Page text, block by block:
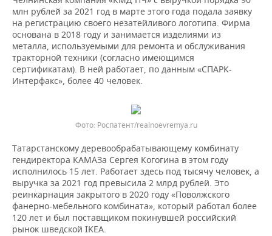
млн рублей за 2021 год в марте этого года подала заявку
на регистрацию своего незатейливого логотипа. Фирма
основана в 2018 году и занимается изделиями из
металла, используемыми для ремонта и обслуживания
тракторной техники (согласно имеющимся
сертификатам). В ней работает, по данным «СПАРК-
Интерфакс», более 40 человек.
Роспатент/realnoevremya.ru
Татарстанскому деревообрабатывающему комбинату
гендиректора КАМАЗа Сергея Когогина в этом году
исполнилось 15 лет. Работает здесь под тысячу человек, а
выручка за 2021 год превысила 2 млрд рублей. Это
реинкарнация закрытого в 2020 году «Поволжского
фанерно-мебельного комбината», который работал более
120 лет и был поставщиком покинувшей российский
рынок шведской IKEA.